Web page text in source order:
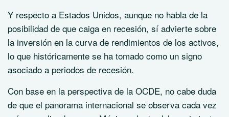
Y respecto a Estados Unidos, aunque no habla de la
posibilidad de que caiga en recesión, sí advierte sobre
la inversión en la curva de rendimientos de los activos,
lo que históricamente se ha tomado como un signo
asociado a periodos de recesión.
Con base en la perspectiva de la OCDE, no cabe duda
de que el panorama internacional se observa cada vez